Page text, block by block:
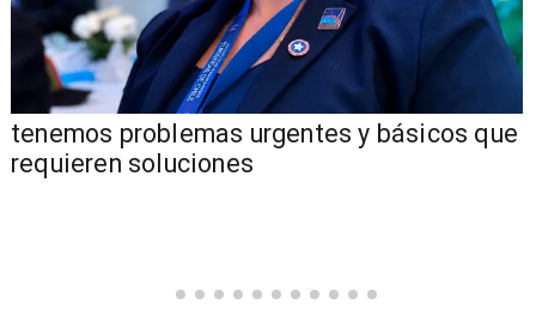
tenemos problemas urgentes y básicos que
requieren soluciones